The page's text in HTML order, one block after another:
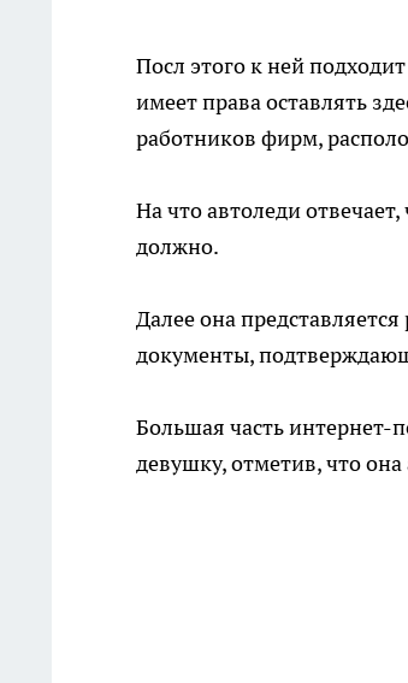
Посл этого к ней
имеет права оставлять
работников фирм,
На что автоледи
должно.
Далее она
документы,
Большая часть интернет-
девушку, отметив, что